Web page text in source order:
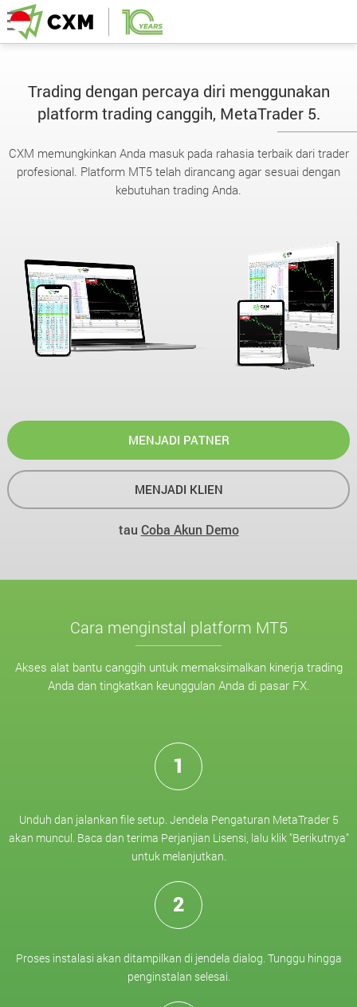
Trading dengan percaya diri menggunakan
platform trading canggih, MetaTrader 5.
CXM memungkinkan Anda masuk pada rahasia terbaik dari trader
profesional. Platform MT5 telah dirancang agar sesuai dengan
kebutuhan trading Anda.
MENJADI PATNER
MENJADI KLIEN
tau Coba Akun Demo
Cara menginstal platform MT5
Akses alat bantu canggih untuk memaksimalkan kinerja trading
Anda dan tingkatkan keunggulan Anda di pasar FX.
1
Unduh dan jalankan file setup. Jendela Pengaturan MetaTrader 5
akan muncul. Baca dan terima Perjanjian Lisensi, lalu klik "Berikutnya"
untuk melanjutkan.
2
Proses instalasi akan ditampilkan di jendela dialog. Tunggu hingga
penginstalan selesai.